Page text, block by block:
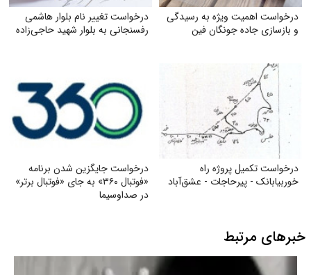
درخواست اهمیت ویژه به رسیدگی
و بازسازی جاده جونگان فین
درخواست تغییر نام بلوار هاشمی
رفسنجانی به بلوار شهید حاجی‌زاده
درخواست تکمیل پروژه راه
خوربیابانک - پیرحاجات - عشق‌آباد
درخواست جایگزین شدن برنامه
«فوتبال ۳۶۰» به جای «فوتبال برتر»
در صداوسیما
خبرهای مرتبط